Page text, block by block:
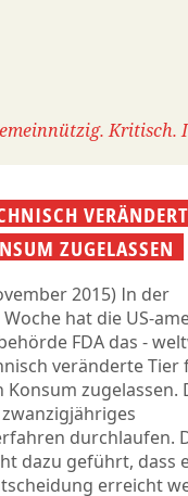
Kritisch.
ZUGELASSEN
2015) In der
hat die US-
FDA das -
veränderte Tier
Konsum zugelassen.
durchlaufen.
dazu geführt, dass
erreicht